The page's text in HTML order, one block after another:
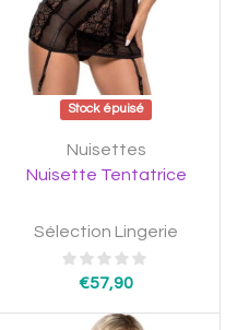
Stock épuisé
Nuisettes
Nuisette Tentatrice
Sélection Lingerie
€57,90